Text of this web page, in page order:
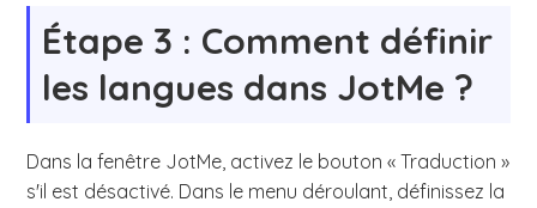
Étape 3 : Comment définir
les langues dans JotMe ?
Dans la fenêtre JotMe, activez le bouton « Traduction »
s'il est désactivé. Dans le menu déroulant, définissez la